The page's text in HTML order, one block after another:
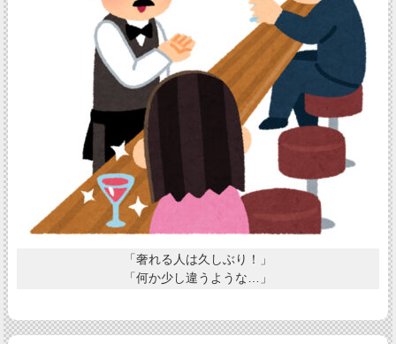
「奢れる人は久しぶり！」
「何か少し違うような…」